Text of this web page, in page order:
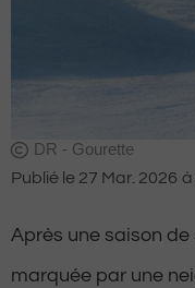
DR - Gourette
Publié le 27 Mar. 2026 à
Après une saison
marquée par une